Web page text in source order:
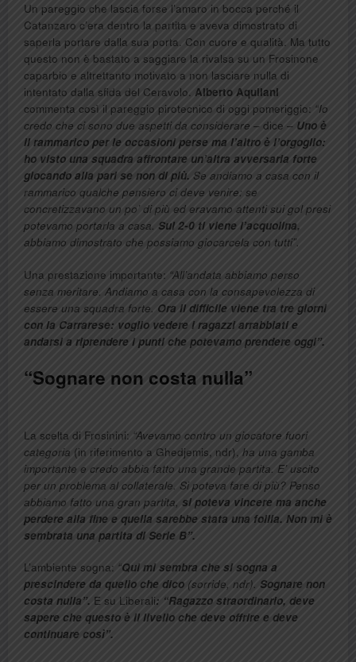
Un pareggio che lascia forse l’amaro in bocca perché il
Catanzaro c’era dentro la partita e aveva dimostrato di
saperla portare dalla sua porta. Con cuore e qualità. Ma tutto
questo non è bastato a saggiare la rivalsa su un Frosinone
caparbio e altrettanto motivato a non lasciare nulla di
intentato dalla sfida del Ceravolo. Alberto Aquilani
commenta così il pareggio pirotecnico di oggi pomeriggio: “Io
credo che ci sono due aspetti da considerare – dice – Uno è
il rammarico per le occasioni perse ma l’altro è l’orgoglio:
ho visto una squadra affrontare un’altra avversaria forte
giocando alla pari se non di più. Se andiamo a casa con il
rammarico qualche pensiero ci deve venire: se
concretizzavano un po’ di più ed eravamo attenti sui gol presi
potevamo portarla a casa. Sul 2-0 ti viene l’acquolina,
abbiamo dimostrato che possiamo giocarcela con tutti”.
Una prestazione importante: “All’andata abbiamo perso
senza meritare. Andiamo a casa con la consapevolezza di
essere una squadra forte. Ora il difficile viene tra tre giorni
con la Carrarese: voglio vedere i ragazzi arrabbiati e
andarsi a riprendere i punti che potevamo prendere oggi”.
“Sognare non costa nulla”
La scelta di Frosinini: “Avevamo contro un giocatore fuori
categoria (in riferimento a Ghedjemis, ndr), ha una gamba
importante e credo abbia fatto una grande partita. E’ uscito
per un problema al collaterale. Si poteva fare di più? Penso
abbiamo fatto una gran partita, si poteva vincere ma anche
perdere alla fine e quella sarebbe stata una follia. Non mi è
sembrata una partita di Serie B”.
L’ambiente sogna: “Qui mi sembra che si sogna a
prescindere da quello che dico (sorride, ndr). Sognare non
costa nulla”. E su Liberali: “Ragazzo straordinario, deve
sapere che questo è il livello che deve offrire e deve
continuare così”.